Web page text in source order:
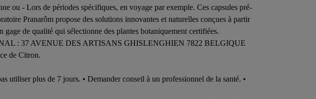
ou - Lors de périodes spécifiques, en voyage par exemple. Ces capsules pré-
Pranarôm propose des solutions innovantes et naturelles conçues à partir
de qualité qui sélectionne des plantes botaniquement certifiées.
: 37 AVENUE DES ARTISANS GHISLENGHIEN 7822 BELGIQUE
de Citron.
utiliser plus de 7 jours. • Demander conseil à un professionnel de la santé. •